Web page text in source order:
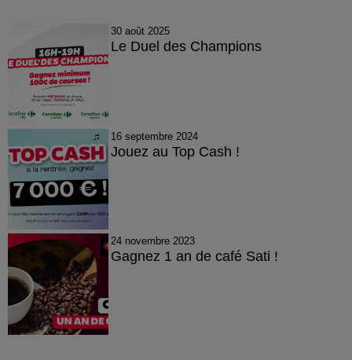
30 août 2025
Le Duel des Champions
16 septembre 2024
Jouez au Top Cash !
24 novembre 2023
Gagnez 1 an de café Sati !